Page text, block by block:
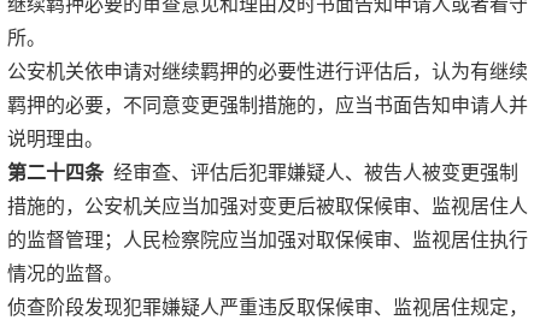
继续羁押必要的审查意见和理由及时书面告知申请人或者看守
所。
公安机关依申请对继续羁押的必要性进行评估后，认为有继续
羁押的必要，不同意变更强制措施的，应当书面告知申请人并
说明理由。
第二十四条 经审查、评估后犯罪嫌疑人、被告人被变更强制
措施的，公安机关应当加强对变更后被取保候审、监视居住人
的监督管理；人民检察院应当加强对取保候审、监视居住执行
情况的监督。
侦查阶段发现犯罪嫌疑人严重违反取保候审、监视居住规定，